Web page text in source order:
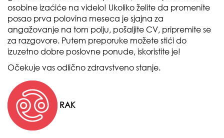
osobine izaćiće na videlo! Ukoliko želite da promenite
posao prva polovina meseca je sjajna za
angažovanje na tom polju, pošaljite CV, pripremite se
za razgovore. Putem preporuke možete stići do
izuzetno dobre poslovne ponude, iskoristite je!
Očekuje vas odlično zdravstveno stanje.
RAK